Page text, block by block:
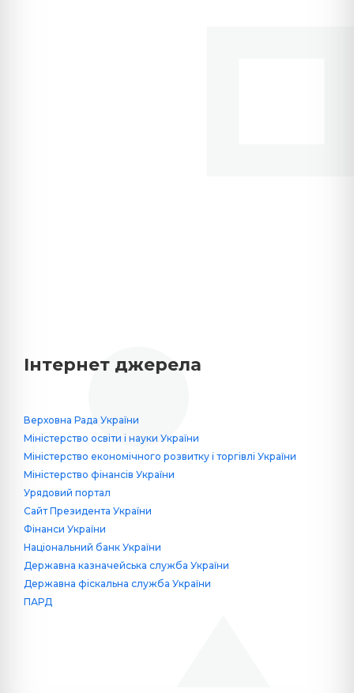
Інтернет джерела
Верховна Рада України
Міністерство освіти і науки України
Міністерство економічного розвитку і торгівлі України
Міністерство фінансів України
Урядовий портал
Сайт Президента України
Фінанси України
Національний банк України
Державна казначейська служба України
Державна фіскальна служба України
ПАРД